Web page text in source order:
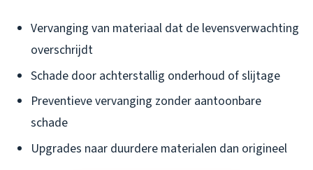
Vervanging van materiaal dat de levensverwachting
overschrijdt
Schade door achterstallig onderhoud of slijtage
Preventieve vervanging zonder aantoonbare
schade
Upgrades naar duurdere materialen dan origineel